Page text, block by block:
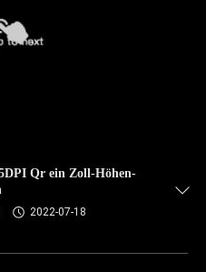
Qr ein Zoll-Höhen-
2022-07-18